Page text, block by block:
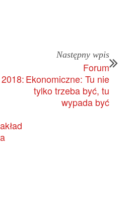
Następny wpis
Forum
Ekonomiczne: Tu nie
tylko trzeba być, tu
wypada być